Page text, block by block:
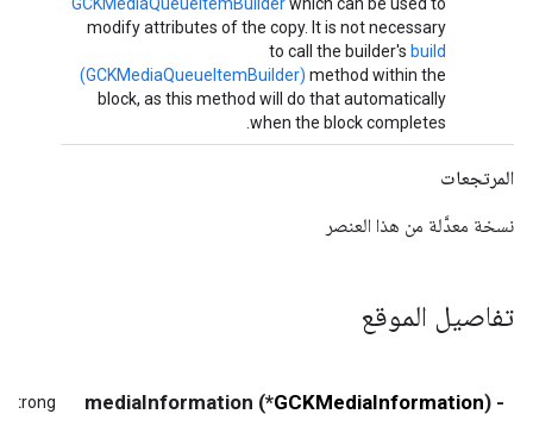
modify attributes of the copy. It is not necessary
to call the builder's build
(GCKMediaQueueItemBuilder) method within the
block, as this method will do that automatically
when the block completes.
المرتجعات
نسخة معدَّلة من هذا العنصر
تفاصيل الموقع
- (
GCKMediaInformation
*) mediaInformation
strong